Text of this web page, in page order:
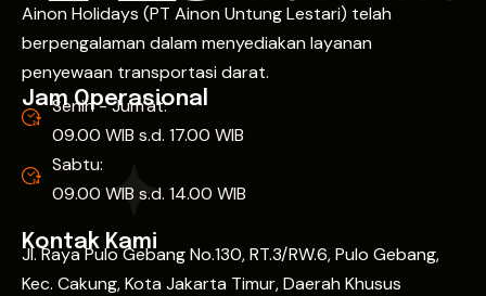
Ainon Holidays (PT Ainon Untung Lestari) telah
berpengalaman dalam menyediakan layanan
penyewaan transportasi darat.
Jam Operasional
Senin - Jum'at:
09.00 WIB s.d. 17.00 WIB
Sabtu:
09.00 WIB s.d. 14.00 WIB
Kontak Kami
Jl. Raya Pulo Gebang No.130, RT.3/RW.6, Pulo Gebang,
Kec. Cakung, Kota Jakarta Timur, Daerah Khusus